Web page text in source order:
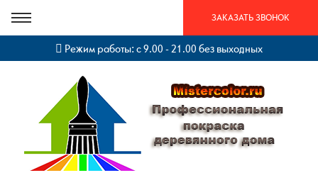
ЗАКАЗАТЬ ЗВОНОК
Режим работы: с 9.00 - 21.00 без выходных